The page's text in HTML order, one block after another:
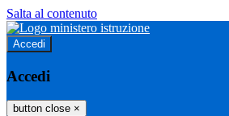
Salta al contenuto
Accedi
Accedi
button close ×